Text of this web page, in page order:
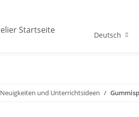
Deutsch
Neuigkeiten und Unterrichtsideen